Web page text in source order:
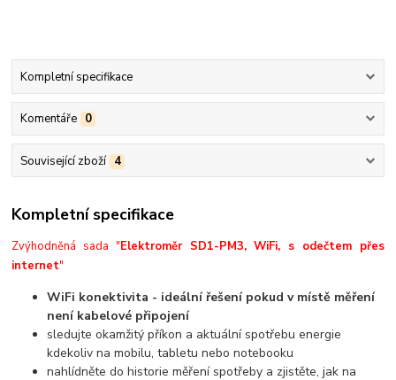
Kompletní specifikace
Komentáře 0
Související zboží 4
Kompletní specifikace
Zvýhodněná sada "Elektroměr SD1-PM3, WiFi, s odečtem přes
internet"
WiFi konektivita - ideální řešení pokud v místě měření
není kabelové připojení
sledujte okamžitý příkon a aktuální spotřebu energie
kdekoliv na mobilu, tabletu nebo notebooku
nahlídněte do historie měření spotřeby a zjistěte, jak na